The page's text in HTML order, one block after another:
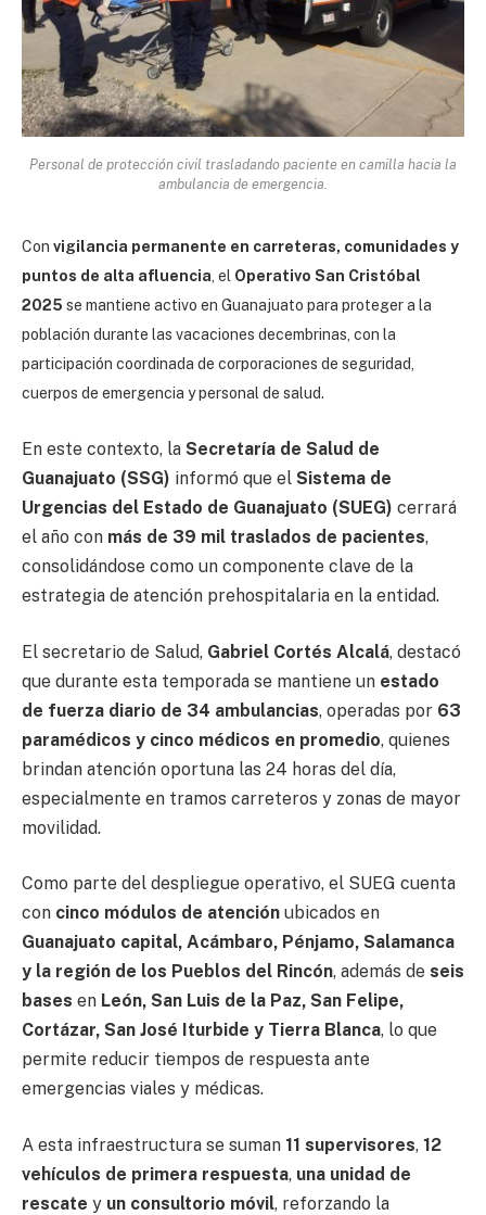
Personal de protección civil trasladando paciente en camilla hacia la
ambulancia de emergencia.
Con vigilancia permanente en carreteras, comunidades y
puntos de alta afluencia, el Operativo San Cristóbal
2025 se mantiene activo en Guanajuato para proteger a la
población durante las vacaciones decembrinas, con la
participación coordinada de corporaciones de seguridad,
cuerpos de emergencia y personal de salud.
En este contexto, la Secretaría de Salud de
Guanajuato (SSG) informó que el Sistema de
Urgencias del Estado de Guanajuato (SUEG) cerrará
el año con más de 39 mil traslados de pacientes,
consolidándose como un componente clave de la
estrategia de atención prehospitalaria en la entidad.
El secretario de Salud, Gabriel Cortés Alcalá, destacó
que durante esta temporada se mantiene un estado
de fuerza diario de 34 ambulancias, operadas por 63
paramédicos y cinco médicos en promedio, quienes
brindan atención oportuna las 24 horas del día,
especialmente en tramos carreteros y zonas de mayor
movilidad.
Como parte del despliegue operativo, el SUEG cuenta
con cinco módulos de atención ubicados en
Guanajuato capital, Acámbaro, Pénjamo, Salamanca
y la región de los Pueblos del Rincón, además de seis
bases en León, San Luis de la Paz, San Felipe,
Cortázar, San José Iturbide y Tierra Blanca, lo que
permite reducir tiempos de respuesta ante
emergencias viales y médicas.
A esta infraestructura se suman 11 supervisores, 12
vehículos de primera respuesta, una unidad de
rescate y un consultorio móvil, reforzando la